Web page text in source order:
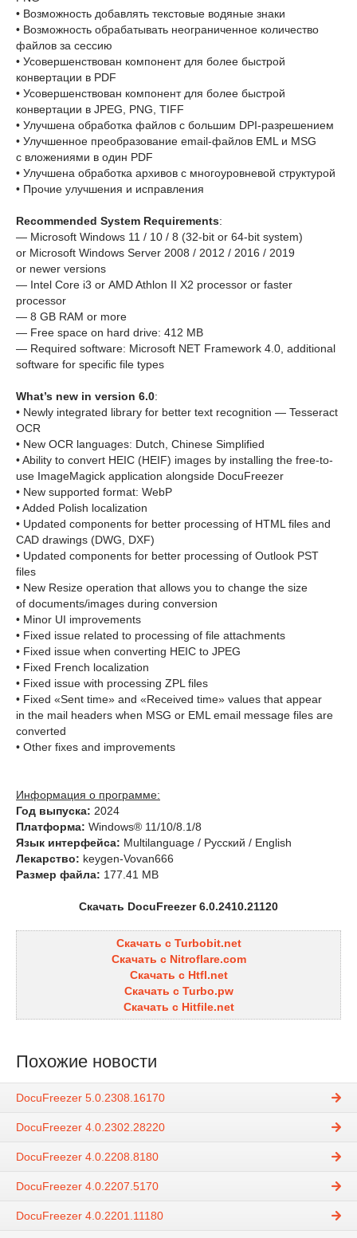
• Возможность добавлять текстовые водяные знаки
• Возможность обрабатывать неограниченное количество
файлов за сессию
• Усовершенствован компонент для более быстрой
конвертации в PDF
• Усовершенствован компонент для более быстрой
конвертации в JPEG, PNG, TIFF
• Улучшена обработка файлов с большим DPI-разрешением
• Улучшенное преобразование email-файлов EML и MSG
с вложениями в один PDF
• Улучшена обработка архивов с многоуровневой структурой
• Прочие улучшения и исправления
Recommended System Requirements:
— Microsoft Windows 11 / 10 / 8 (32-bit or 64-bit system)
or Microsoft Windows Server 2008 / 2012 / 2016 / 2019
or newer versions
— Intel Core i3 or AMD Athlon II X2 processor or faster
processor
— 8 GB RAM or more
— Free space on hard drive: 412 MB
— Required software: Microsoft NET Framework 4.0, additional
software for specific file types
What’s new in version 6.0:
• Newly integrated library for better text recognition — Tesseract
OCR
• New OCR languages: Dutch, Chinese Simplified
• Ability to convert HEIC (HEIF) images by installing the free-to-
use ImageMagick application alongside DocuFreezer
• New supported format: WebP
• Added Polish localization
• Updated components for better processing of HTML files and
CAD drawings (DWG, DXF)
• Updated components for better processing of Outlook PST
files
• New Resize operation that allows you to change the size
of documents/images during conversion
• Minor UI improvements
• Fixed issue related to processing of file attachments
• Fixed issue when converting HEIC to JPEG
• Fixed French localization
• Fixed issue with processing ZPL files
• Fixed «Sent time» and «Received time» values that appear
in the mail headers when MSG or EML email message files are
converted
• Other fixes and improvements
Информация о программе:
Год выпуска: 2024
Платформа: Windows® 11/10/8.1/8
Язык интерфейса: Multilanguage / Русский / English
Лекарство: keygen-Vovan666
Размер файла: 177.41 MB
Скачать DocuFreezer 6.0.2410.21120
Скачать с Turbobit.net
Скачать с Nitroflare.com
Скачать с Htfl.net
Скачать с Turbo.pw
Скачать с Hitfile.net
Похожие новости
DocuFreezer 5.0.2308.16170
DocuFreezer 4.0.2302.28220
DocuFreezer 4.0.2208.8180
DocuFreezer 4.0.2207.5170
DocuFreezer 4.0.2201.11180